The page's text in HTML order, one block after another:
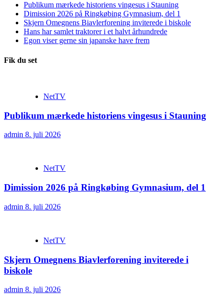
Publikum mærkede historiens vingesus i Stauning
Dimission 2026 på Ringkøbing Gymnasium, del 1
Skjern Omegnens Biavlerforening inviterede i biskole
Hans har samlet traktorer i et halvt århundrede
Egon viser gerne sin japanske have frem
Fik du set
NetTV
Publikum mærkede historiens vingesus i Stauning
admin 8. juli 2026
NetTV
Dimission 2026 på Ringkøbing Gymnasium, del 1
admin 8. juli 2026
NetTV
Skjern Omegnens Biavlerforening inviterede i
biskole
admin 8. juli 2026